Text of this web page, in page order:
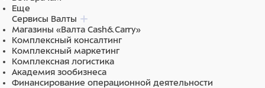
Еще
Сервисы Валты
Магазины «Валта Cash&Carry»
Комплексный консалтинг
Комплексный маркетинг
Комплексная логистика
Академия зообизнеса
Финансирование операционной деятельности